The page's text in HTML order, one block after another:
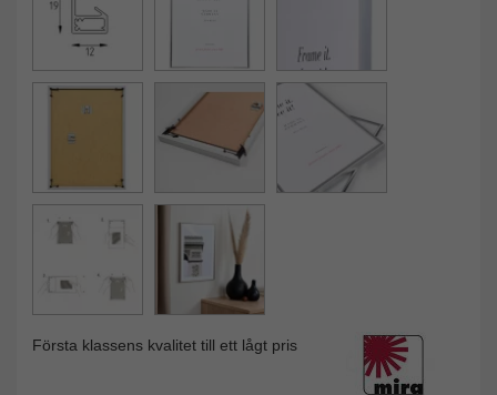
Första klassens kvalitet till ett lågt pris